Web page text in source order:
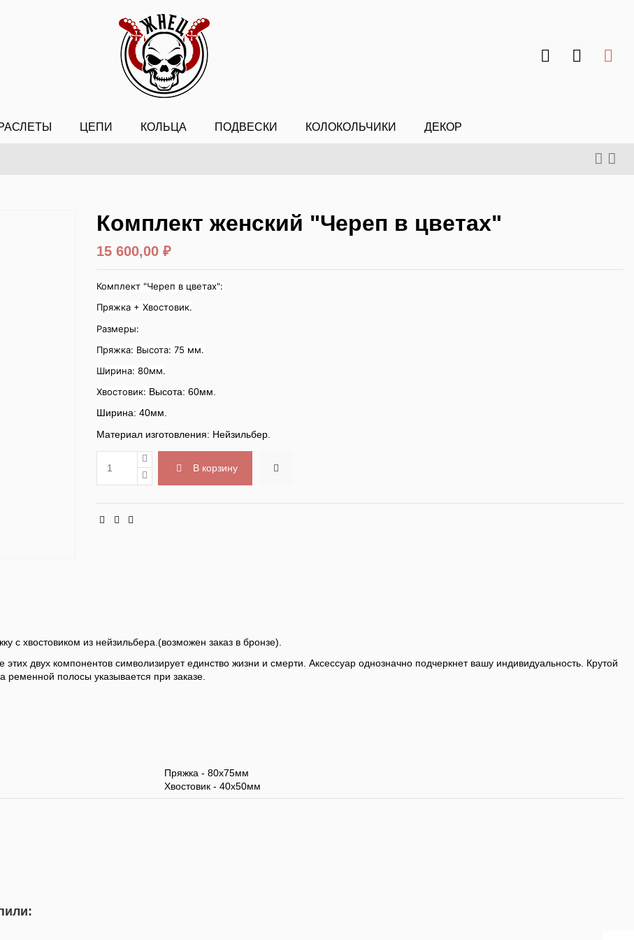
ЦЕПИ КОЛЬЦА ПОДВЕСКИ КОЛОКОЛЬЧИКИ ДЕКОР
Комплект женский "Череп в цветах"
15 600,00 ₽
Комплект "Череп в цветах":
Пряжка + Хвостовик.
Размеры:
Пряжка: Высота: 75 мм.
Ширина: 80мм.
Хвостовик: Высота: 60мм.
Ширина: 40мм.
Материал изготовления: Нейзильбер.
В корзину
хвостовиком из нейзильбера.(возможен заказ в бронзе).
двух компонентов символизирует единство жизни и смерти. Аксессуар однозначно подчеркнет вашу индивидуальность. Крутой
полосы указывается при заказе.
Пряжка - 80х75мм
Хвостовик - 40х50мм